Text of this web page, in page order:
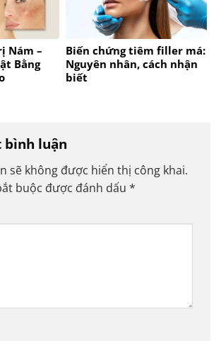
Nám –
Bằng
Biến chứng tiêm filler má:
Nguyên nhân, cách nhận
biết
luận
sẽ không được hiển thị công khai.
buộc được đánh dấu *